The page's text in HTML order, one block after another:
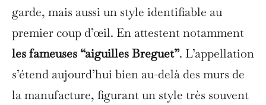
garde, mais aussi un style identifiable au
premier coup d’œil. En attestent notamment
les fameuses “aiguilles Breguet”. L’appellation
s’étend aujourd’hui bien au-delà des murs de
la manufacture, figurant un style très souvent